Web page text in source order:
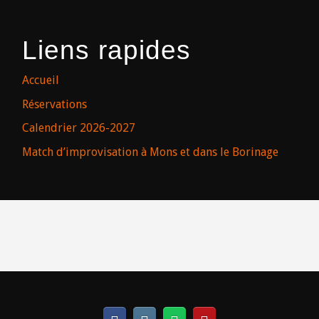
Liens rapides
Accueil
Réservations
Calendrier 2026-2027
Match d’improvisation à Mons et dans le Borinage